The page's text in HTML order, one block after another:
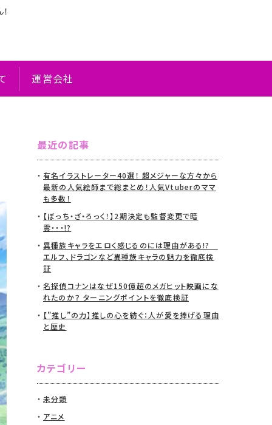
運営会社
最近の記事
有名イラストレーター40選！ 超メジャーな方々から
最新の人気絵師まで総まとめ！人気Vtuberのママ
も多数！
【ぼっち・ざ・ろっく！】2期決定も監督変更で暗
雲・・・!?
異種族キャラをエロく感じるのには理由がある!?
エルフ、ドラゴンなど異種族キャラの魅力を徹底検
証
名探偵コナンはなぜ150億超のメガヒット映画にな
れたのか？ ターニングポイントを徹底検証
【”推し”の力】推しの心を紡ぐ：人が愛を捧げる理由
と歴史
カテゴリー
未分類
アニメ